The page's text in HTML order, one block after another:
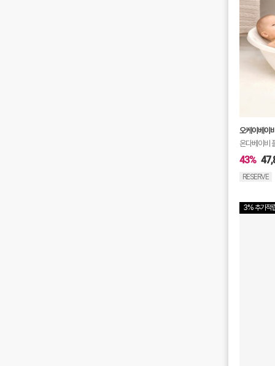
오케이베이
온다베이비
43%
RESERVE
3% 추가적